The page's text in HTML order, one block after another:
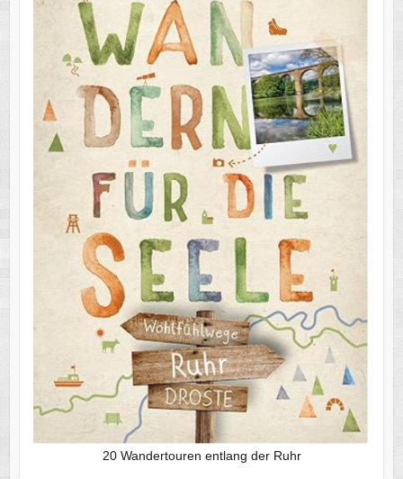
20 Wandertouren entlang der Ruhr